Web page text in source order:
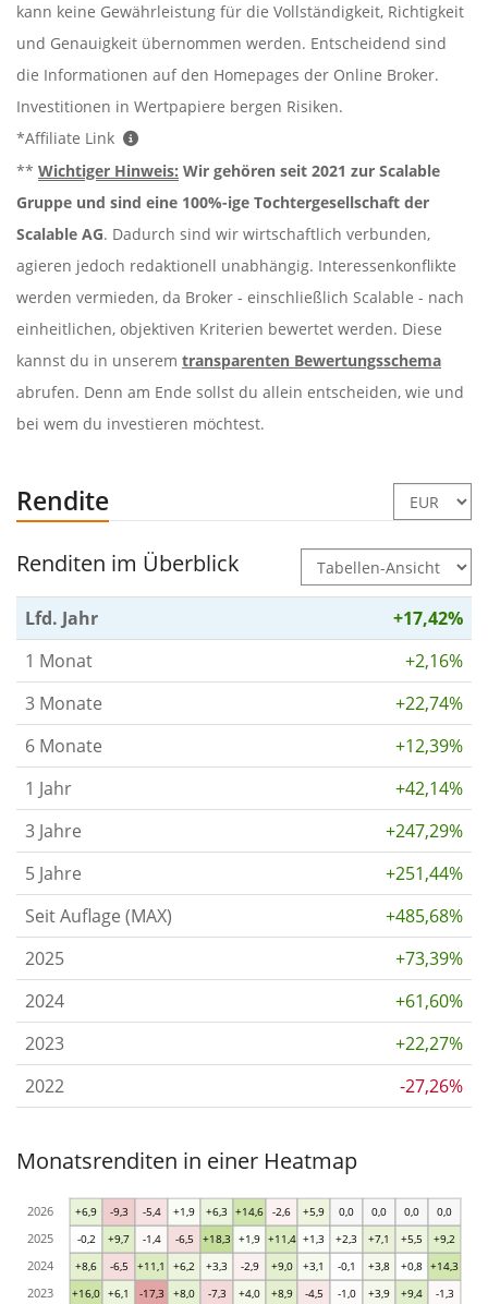
kann keine Gewährleistung für die Vollständigkeit, Richtigkeit
und Genauigkeit übernommen werden. Entscheidend sind
die Informationen auf den Homepages der Online Broker.
Investitionen in Wertpapiere bergen Risiken.
*Affiliate Link
** Wichtiger Hinweis: Wir gehören seit 2021 zur Scalable
Gruppe und sind eine 100%-ige Tochtergesellschaft der
Scalable AG. Dadurch sind wir wirtschaftlich verbunden,
agieren jedoch redaktionell unabhängig. Interessenkonflikte
werden vermieden, da Broker - einschließlich Scalable - nach
einheitlichen, objektiven Kriterien bewertet werden. Diese
kannst du in unserem transparenten Bewertungsschema
abrufen. Denn am Ende sollst du allein entscheiden, wie und
bei wem du investieren möchtest.
Rendite
Renditen im Überblick
Lfd. Jahr
+17,42%
1 Monat
+2,16%
3 Monate
+22,74%
6 Monate
+12,39%
1 Jahr
+42,14%
3 Jahre
+247,29%
5 Jahre
+251,44%
Seit Auflage (MAX)
+485,68%
2025
+73,39%
2024
+61,60%
2023
+22,27%
2022
-27,26%
Monatsrenditen in einer Heatmap
+16,0 +6,1 -17,3 +8,0 -7,3 +4,0 +8,9 -4,5 -1,0 +3,9 +9,4 -1,3
+8,6 -6,5 +11,1 +6,2 +3,3 -2,9 +9,0 +3,1 -0,1 +3,8 +0,8 +14,3
-0,2 +9,7 -1,4 -6,5 +18,3 +1,9 +11,4 +1,3 +2,3 +7,1 +5,5 +9,2
+6,9 -9,3 -5,4 +1,9 +6,3 +14,6 -2,6 +5,9 0,0 0,0 0,0 0,0
2023
2024
2025
2026